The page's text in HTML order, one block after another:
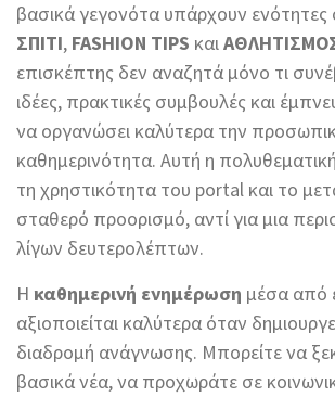
βασικά γεγονότα υπάρχουν
ΣΠΙΤΙ, FASHION TIPS και
επισκέπτης δεν αναζητά μόνο τι
ιδέες, πρακτικές συμβουλές και
να οργανώσει καλύτερα την
καθημερινότητα. Αυτή η πολυθεματική
τη χρηστικότητα του portal και το
σταθερό προορισμό, αντί για μια
λίγων δευτερολέπτων.
Η καθημερινή ενημέρωση μέσα από
αξιοποιείται καλύτερα όταν
διαδρομή ανάγνωσης. Μπορείτε να
βασικά νέα, να προχωράτε σε